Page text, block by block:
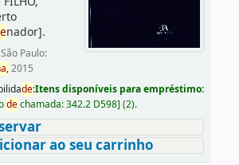
nador].
São Paulo:
2015
de:Itens disponíveis para empréstimo:
dechamada:342.2 D598] (2).
ao seu carrinho